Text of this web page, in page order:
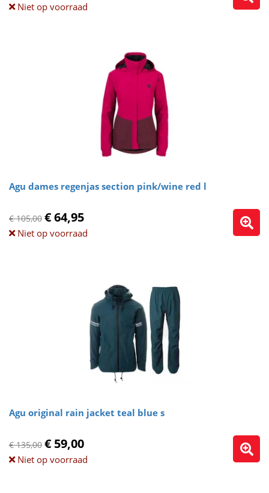
Niet op voorraad
Agu dames regenjas section pink/wine red l
€ 105,00 € 64,95
Niet op voorraad
Agu original rain jacket teal blue s
€ 135,00 € 59,00
Niet op voorraad